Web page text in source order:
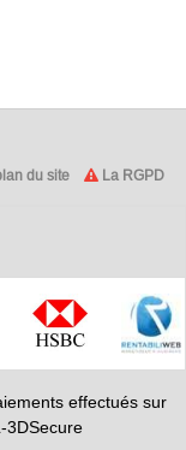
du site La RGPD
effectués sur
3DSecure